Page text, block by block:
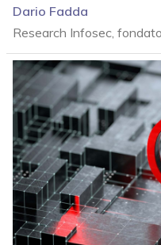
Dario Fadda
Research Infosec,